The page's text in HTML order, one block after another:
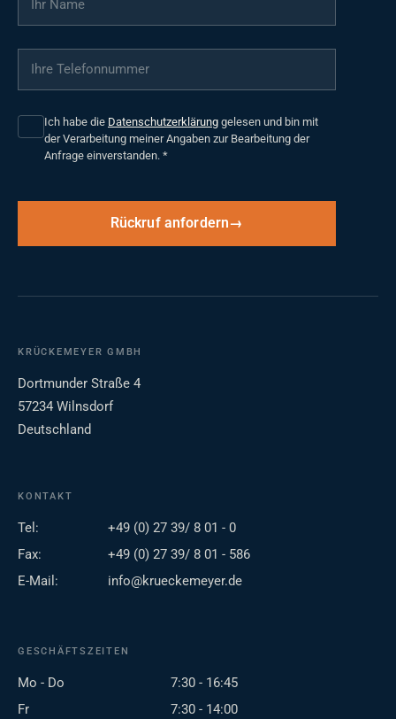
Ihre Telefonnummer
Ich habe die Datenschutzerklärung gelesen und bin mit
der Verarbeitung meiner Angaben zur Bearbeitung der
Anfrage einverstanden. *
Rückruf anfordern
KRÜCKEMEYER GMBH
Dortmunder Straße 4
57234 Wilnsdorf
Deutschland
KONTAKT
Tel:
+49 (0) 27 39/ 8 01 - 0
Fax:
+49 (0) 27 39/ 8 01 - 586
E-Mail:
info@krueckemeyer.de
GESCHÄFTSZEITEN
Mo - Do
7:30 - 16:45
Fr
7:30 - 14:00